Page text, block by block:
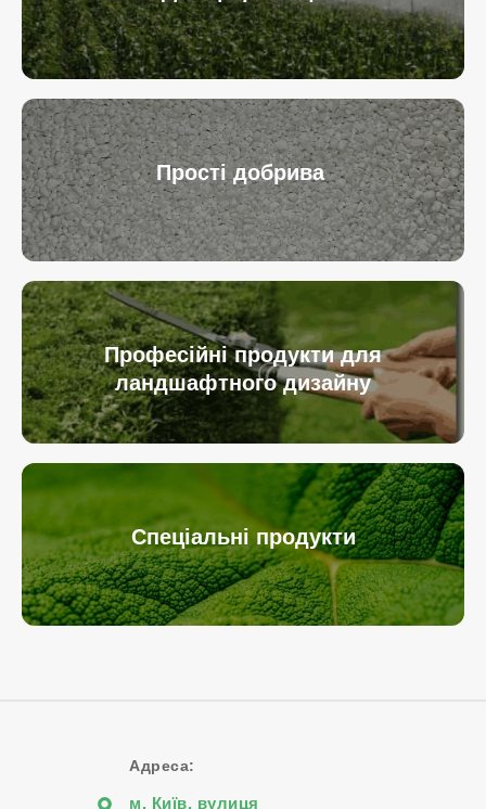
Прості добрива
Професійні продукти для
ландшафтного дизайну
Спеціальні продукти
Адреса:
м. Київ, вулиця